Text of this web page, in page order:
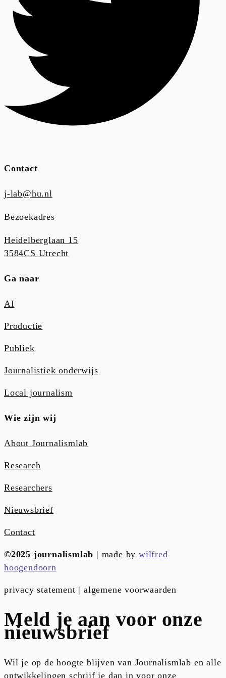
Contact
j-lab@hu.nl
Bezoekadres
Heidelberglaan 15
3584CS Utrecht
Ga naar
AI
Productie
Publiek
Journalistiek onderwijs
Local journalism
Wie zijn wij
About Journalismlab
Research
Researchers
Nieuwsbrief
Contact
©2025 journalismlab | made bywilfred
hoogendoorn
privacy statement | algemene voorwaarden
Meld je aan voor onze
nieuwsbrief
Wil je op de hoogte blijven van Journalismlab en alle
ontwikkelingen schrijf je dan in voor onze